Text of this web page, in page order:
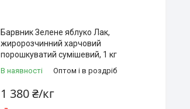
Барвник Зелене яблуко Лак,
жиророзчинний харчовий
порошкуватий сумішевий, 1 кг
В наявності Оптом і в роздріб
1 380 ₴/кг